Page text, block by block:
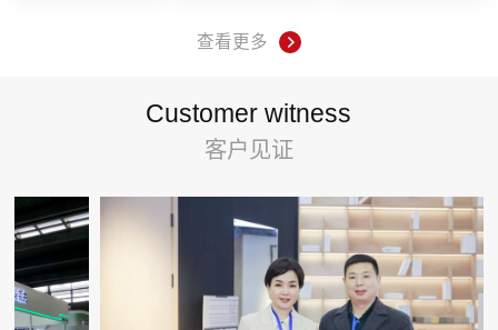
查看更多
Customer witness
客户见证